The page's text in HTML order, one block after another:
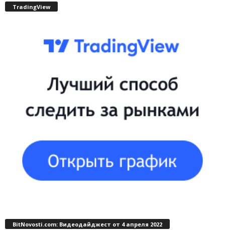
TradingView
BitNovosti.com: Видеодайджест от 4 апреля 2022